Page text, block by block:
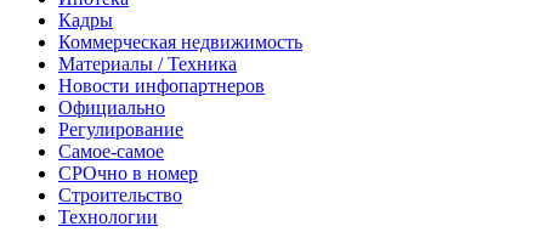
Кадры
Коммерческая недвижимость
Материалы / Техника
Новости инфопартнеров
Официально
Регулирование
Самое-самое
СРОчно в номер
Строительство
Технологии